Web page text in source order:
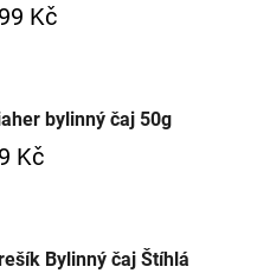
Kč
bylinný čaj 50g
Kč
Bylinný čaj Štíhlá